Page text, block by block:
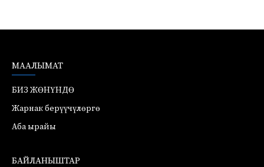
МААЛЫМАТ
БИЗ ЖӨНҮНДӨ
Жарнак берүүчүлөргө
Аба ырайы
БАЙЛАНЫШТАР